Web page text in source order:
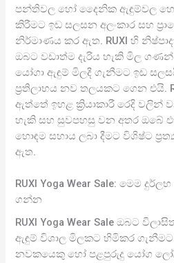
පන්තිවල හෝ දෛනික ඇඳුම්වල හෝ
කිරීමට ඉඩ සලසන අලංකාර සහ
නිර්මාණය කර ඇත. RUXI හි
ඔබට වඩාත්ම දැරිය හැකි මිල
යෝගා ඇඳුම් මිලදී ගැනීමට ඉඩ
ප්‍රතිලාභය නව තලයකට ගෙන එයි.
ඇත්තේ ඉහළ ක්‍රියාකාරී රෙදි වලින්
හැකි සහ සුවපහසු වන අතර ඔබේ
හොඳම සහාය ලබා දීමට විශිෂ්ට
ඇත.
RUXI Yoga Wear Sale: මෙම
ගන්න
RUXI Yoga Wear Sale ඔබට
ඇඳුම් විශාල මිලකට හිමිකර
නවකයෙකු හෝ පළපුරුදු යෝග